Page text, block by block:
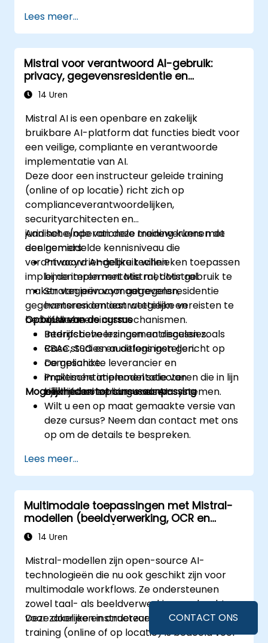
CONTACT ONS
Lees meer...
Mistral voor verantwoord AI-gebruik:
privacy, gegevensresidentie en
bedrijfsbeheersing
14 Uren
Mistral AI is een openbare en zakelijk
bruikbare AI-platform dat functies biedt voor
een veilige, compliante en verantwoorde
implementatie van AI.
Deze door een instructeur geleide training
(online of op locatie) richt zich op
complianceverantwoordelijken,
securityarchitecten en
juridische/operationele medewerkers met
een gemiddelde kennisniveau die
verantwoord AI-gebruik willen
implementeren met Mistral, door gebruik te
maken van privacymaatregelen,
gegevensresidentiestrategieën en
bedrijfsbeheersingsmechanismen.
Aan het einde van deze training kunnen de
deelnemers:
Privacyvriendelijke technieken toepassen
bij de implementatie met Mistral.
Strategieën voor gegevensresidentie
hanteren om aan wettelijke vereisten te
voldoen.
Bedrijfsbeheersingsmaatregelen zoals
RBAC, SSO en auditlogs instellen.
De geschikte leverancier en
implementatiemodel selecteren die in lijn
zijn met compliance-eisen.
Opbouw van de cursus
Interactieve lezingen en discussies.
Case studies en oefeningen gericht op
compliance.
Praktische implementatie van
bedrijfsbeheersing voor AI-systemen.
Mogelijkheden tot cursusaanpassing
Wilt u een op maat gemaakte versie van
deze cursus? Neem dan contact met ons
op om de details te bespreken.
Lees meer...
Multimodale toepassingen met Mistral-
modellen (beeldverwerking, OCR en
documentbegrip)
14 Uren
Mistral-modellen zijn open-source AI-
technologieën die nu ook geschikt zijn voor
multimodale workflows. Ze ondersteunen
zowel taal- als beeldverwerkingsopdrachten
voor zakelijke en onderzoeksdoeleinden.
Deze door een instructeur geleide live-
training (online of op locatie) is bedoeld voor